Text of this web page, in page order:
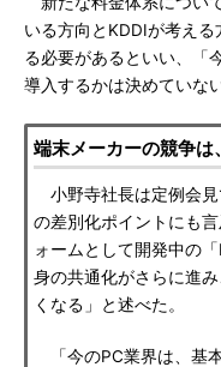
いる方向とKDDIが考え
る必要があるといい、「
導入するかは決めていな
端末メーカーの競争は
小野寺社長は定例会
の差別化ポイントにも
ォームとして開発中の
身の共通化がさらに進
くなる」と述べた。
「今のPC業界は、基